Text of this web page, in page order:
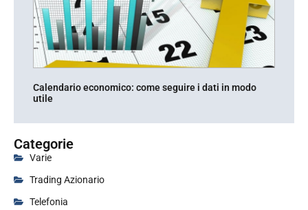
Calendario economico: come seguire i dati in modo
utile
Categorie
Varie
Trading Azionario
Telefonia